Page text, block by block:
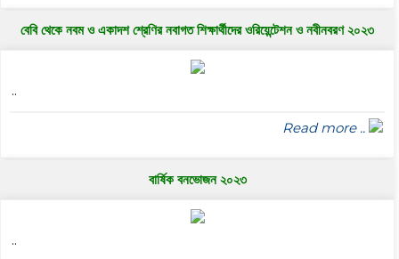
বেবি থেকে নবম ও একাদশ শ্রেণির নবাগত শিক্ষার্থীদের ওরিয়েন্টেশন ও নবীনবরণ ২০২৩
..
Read more ..
বার্ষিক বনভোজন ২০২৩
..